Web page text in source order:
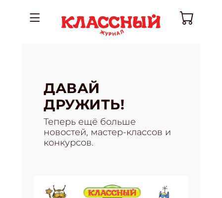
ДАВАЙ
ДРУЖИТЬ!
Теперь ещё больше
новостей, мастер-классов и
конкурсов.